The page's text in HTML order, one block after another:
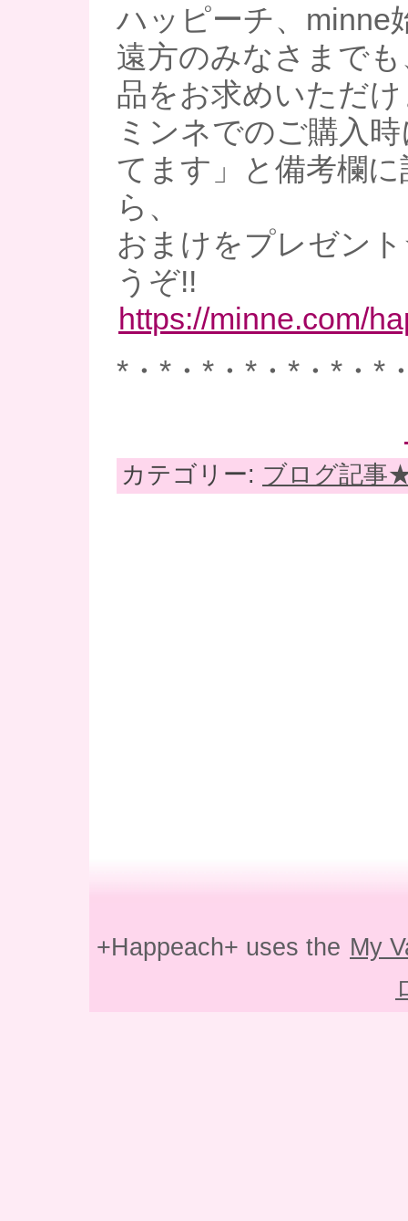
ハッピーチ、minne
遠方のみなさまで
品をお求めいただ
ミンネでのご購入
てます」と備考欄
ら、
おまけをプレゼン
うぞ!!
https://minne.com/
*・*・*・*・*・*・*
カテゴリー: ブログ記事
+Happeach+ uses the My